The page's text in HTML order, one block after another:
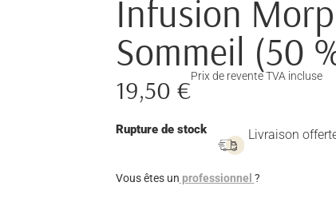
client
Infusion
Sommeil (50
19,50 €Prix de revente TVA incluse
Rupture de stock Livraison
Vous êtes un professionnel ?